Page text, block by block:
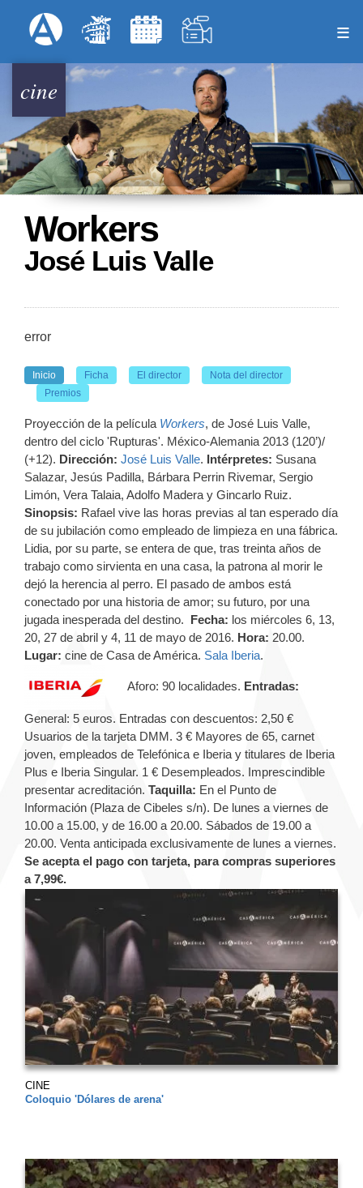
al
principal
Menú Superior
cine
Workers
José Luis Valle
error
Inicio Ficha El director
Nota del director
Premios
Proyección de la película Workers, de José Luis Valle,
dentro del ciclo 'Rupturas'. México-Alemania 2013 (120’)/
(+12). Dirección: José Luis Valle. Intérpretes: Susana
Salazar, Jesús Padilla, Bárbara Perrin Rivemar, Sergio
Limón, Vera Talaia, Adolfo Madera y Gincarlo Ruiz.
Sinopsis: Rafael vive las horas previas al tan esperado día
de su jubilación como empleado de limpieza en una fábrica.
Lidia, por su parte, se entera de que, tras treinta años de
trabajo como sirvienta en una casa, la patrona al morir le
dejó la herencia al perro. El pasado de ambos está
conectado por una historia de amor; su futuro, por una
jugada inesperada del destino. Fecha: los miércoles 6, 13,
20, 27 de abril y 4, 11 de mayo de 2016. Hora: 20.00.
Lugar: cine de Casa de América. Sala Iberia.
Aforo: 90 localidades. Entradas:
General: 5 euros. Entradas con descuentos: 2,50 €
Usuarios de la tarjeta DMM. 3 € Mayores de 65, carnet
joven, empleados de Telefónica e Iberia y titulares de Iberia
Plus e Iberia Singular. 1 € Desempleados. Imprescindible
presentar acreditación. Taquilla: En el Punto de
Información (Plaza de Cibeles s/n). De lunes a viernes de
10.00 a 15.00, y de 16.00 a 20.00. Sábados de 19.00 a
20.00. Venta anticipada exclusivamente de lunes a viernes.
Se acepta el pago con tarjeta, para compras superiores
a 7,99€.
CINE
Coloquio 'Dólares de arena'